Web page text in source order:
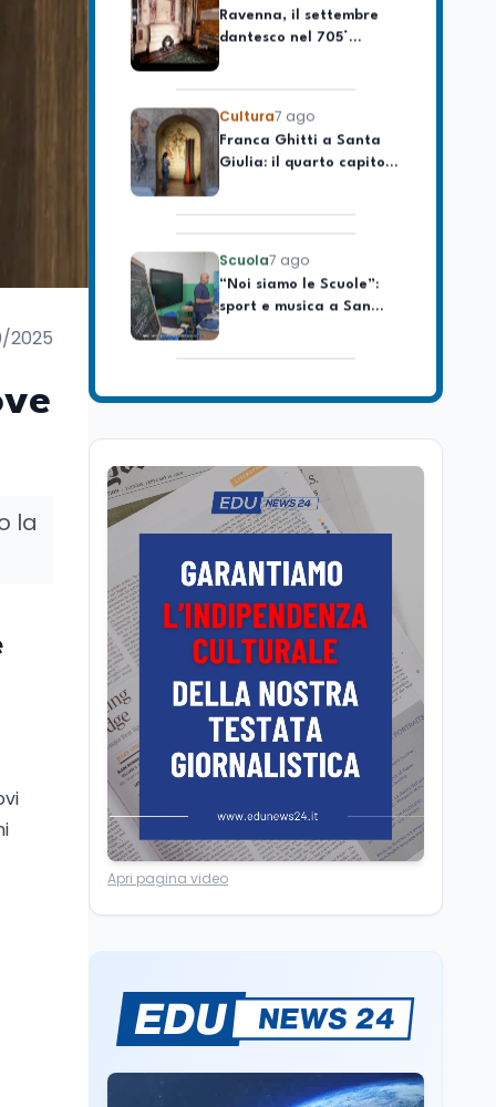
2025
la
longevo dell’Italia
repubblicana
dantesco nel 705°
anniversario della morte
Cultura7 ago
Franca Ghitti a Santa
Giulia: il quarto capitolo
dei Palcoscenici
Scuola7 ago
“Noi siamo le Scuole”:
sport e musica a San
Miniato, STEM a Lerici
Mondo7 ago
studente 14enne uccide
Editoriali 7 ago
Camere in ferie,
riapertura il 9
elettorale e Rai. La
Bari il 4 settembre per
celebrare il governo più
longevo dell’Italia
repubblicana
Cultura7 ago
Ravenna, il settembre
dantesco nel 705°
anniversario della morte
del Sommo Poeta
Cultura7 ago
Franca Ghitti a Santa
Giulia: il quarto capitolo
Scuola7 ago
“Noi siamo le Scuole”:
Sparatoria a Bangkok:
studente 14enne uccide
5 insegnanti e i nonni
Apri pagina video